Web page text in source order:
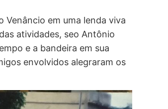
Venâncio em uma lenda viva
atividades, seo Antônio
e a bandeira em sua
envolvidos alegraram os